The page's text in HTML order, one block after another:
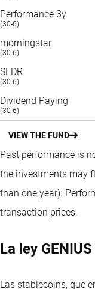
Performance 3y
(30-6)
morningstar
(30-6)
SFDR
(30-6)
Dividend Paying
(30-6)
VIEW THE FUND
Past performance is
the investments may
than one year).
transaction prices.
La ley
Las stablecoins, que